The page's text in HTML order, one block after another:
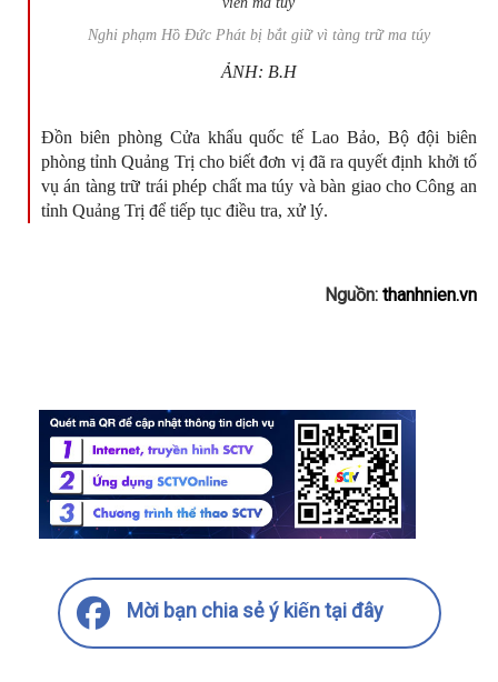
Nghi phạm Hồ Đức Phát bị bắt giữ vì tàng trữ ma túy
ẢNH: B.H
Đồn biên phòng Cửa khẩu quốc tế Lao Bảo, Bộ đội biên
phòng tỉnh Quảng Trị cho biết đơn vị đã ra quyết định khởi tố
vụ án tàng trữ trái phép chất ma túy và bàn giao cho Công an
tỉnh Quảng Trị để tiếp tục điều tra, xử lý.
Nguồn: thanhnien.vn
Mời bạn chia sẻ ý kiến tại đây